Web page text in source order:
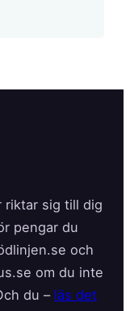
riktar sig till dig
pengar du
och
om du inte
du – läs det